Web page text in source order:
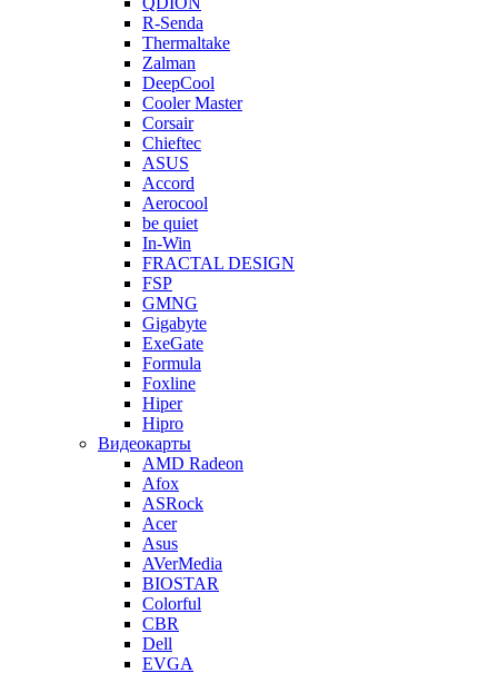
R-Senda
Thermaltake
Zalman
DeepCool
Cooler Master
Corsair
Chieftec
ASUS
Accord
Aerocool
be quiet
In-Win
FRACTAL DESIGN
FSP
GMNG
Gigabyte
ExeGate
Formula
Foxline
Hiper
Hipro
Видеокарты
AMD Radeon
Afox
ASRock
Acer
Asus
AVerMedia
BIOSTAR
Colorful
CBR
Dell
EVGA